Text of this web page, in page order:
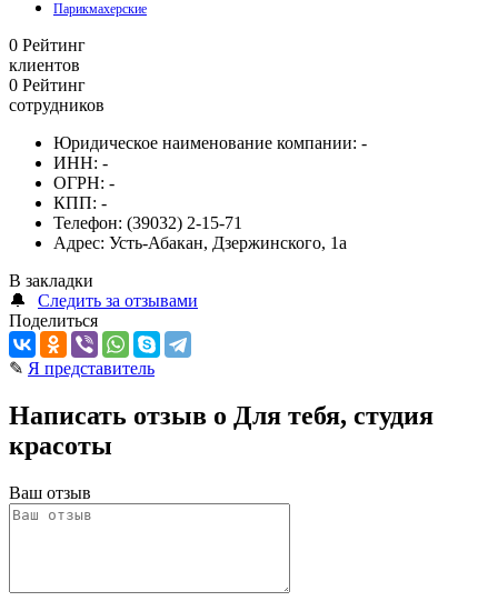
Парикмахерские
0 Рейтинг
клиентов
0 Рейтинг
сотрудников
Юридическое наименование компании: -
ИНН: -
ОГРН: -
КПП: -
Телефон: (39032) 2-15-71
Адрес: Усть-Абакан, Дзержинского, 1а
В закладки
🔔
Следить за отзывами
Поделиться
✎ Я представитель
Написать отзыв о Для тебя, студия
красоты
Ваш отзыв